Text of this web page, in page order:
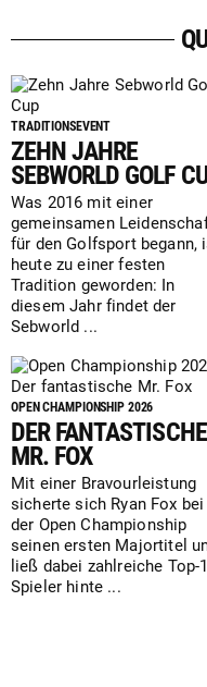
TRADITIONSEVENT
ZEHN JAHRE
SEBWORLD GOLF
Was 2016 mit einer
gemeinsamen
für den Golfsport begann,
heute zu einer festen
Tradition geworden: In
diesem Jahr findet der
Sebworld ...
OPEN CHAMPIONSHIP 2026
DER FANTASTISCHE
MR. FOX
Mit einer Bravourleistung
sicherte sich Ryan Fox bei
der Open Championship
seinen ersten Majortitel
ließ dabei zahlreiche Top-
Spieler hinte ...